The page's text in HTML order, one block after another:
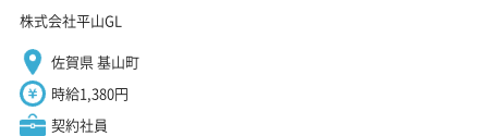
株式会社平山GL
佐賀県 基山町
時給1,380円
契約社員